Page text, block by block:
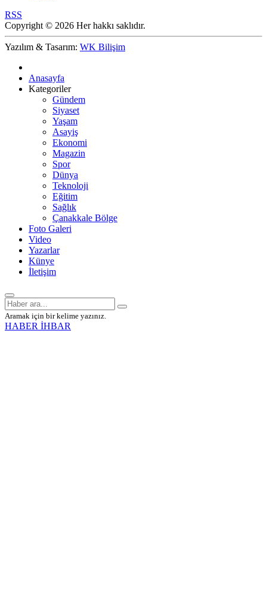
RSS
Copyright © 2026 Her hakkı saklıdır.
Yazılım & Tasarım: WK Bilişim
Anasayfa
Kategoriler
Gündem
Siyaset
Yaşam
Asayiş
Ekonomi
Magazin
Spor
Dünya
Teknoloji
Eğitim
Sağlık
Çanakkale Bölge
Foto Galeri
Video
Yazarlar
Künye
İletişim
Aramak için bir kelime yazınız.
HABER İHBAR